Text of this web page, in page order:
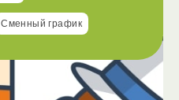
Сменный график